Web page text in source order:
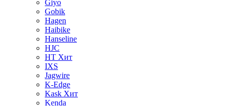
Giyo
Gobik
Hagen
Haibike
Hanseline
HJC
HT Хит
IXS
Jagwire
K-Edge
Kask Хит
Kenda